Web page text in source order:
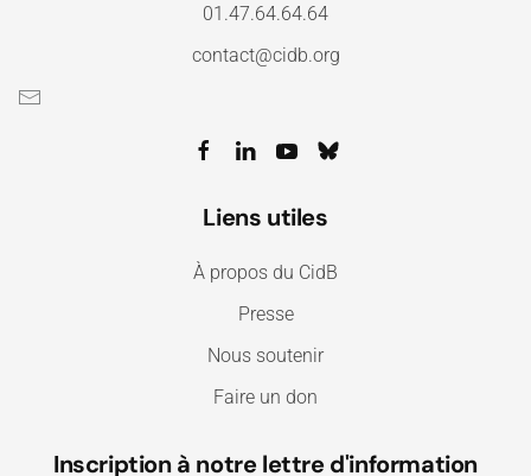
01.47.64.64.64
contact@cidb.org
Liens utiles
À propos du CidB
Presse
Nous soutenir
Faire un don
Inscription à notre lettre d'information